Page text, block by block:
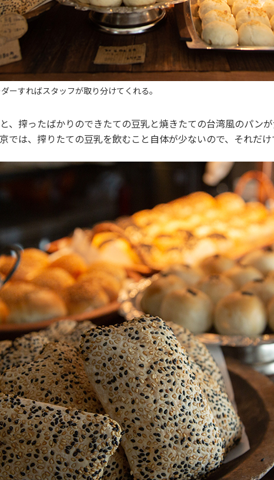
ーすればスタッフが取り分けてくれる。
、搾ったばかりのできたての豆乳と焼きたての台湾風のパン
では、搾りたての豆乳を飲むこと自体が少ないので、それだ